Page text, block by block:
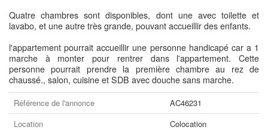
Quatre chambres sont disponibles, dont une avec toilette et
lavabo, et une autre très grande, pouvant accueillir des enfants.
l'appartement pourrait accueillir une personne handicapé car a 1
marche à monter pour rentrer dans l'appartement. Cette
personne pourrait prendre la première chambre au rez de
chaussé., salon, cuisine et SDB avec douche sans marche.
Référence de l'annonce
AC46231
Location
Colocation